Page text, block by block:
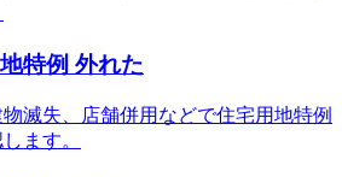
特例 外れた
滅失、店舗併用などで住宅用地特例
ます。